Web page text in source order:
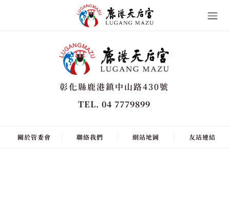
彰化縣鹿港鎮中山路430號
TEL. 04 7779899
關於管委會 聯絡我們 網站地圖 友站連結